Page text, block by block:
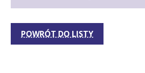
POWRÓT DO LISTY